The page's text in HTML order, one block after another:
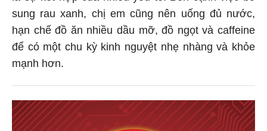
sung rau xanh, chị em cũng nên uống đủ nước,
hạn chế đồ ăn nhiều dầu mỡ, đồ ngọt và caffeine
để có một chu kỳ kinh nguyệt nhẹ nhàng và khỏe
mạnh hơn.